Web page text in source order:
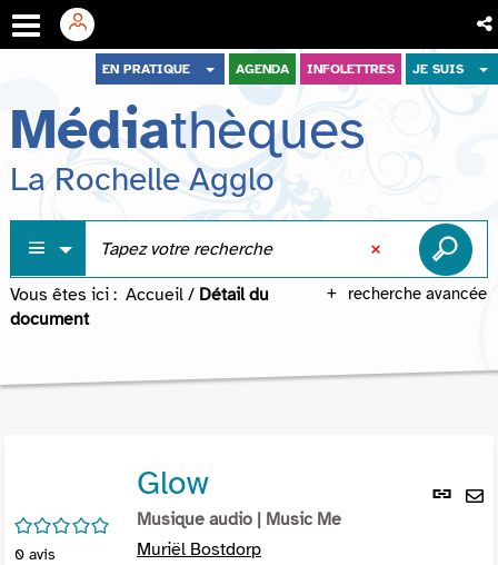
menu
contenu
recherche
EN PRATIQUE AGENDA INFOLETTRES JE SUIS
Médiathèques
La Rochelle Agglo
recherche avancée
Vous êtes ici : Accueil / Détail du
document
Lien
/5
0 avis
Glow
Musique audio | Music Me
Muriël Bostdorp